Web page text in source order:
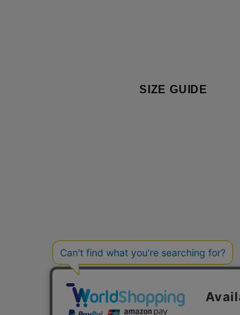
SIZE GUIDE
ご利用規約について 個人情報の取り扱いに